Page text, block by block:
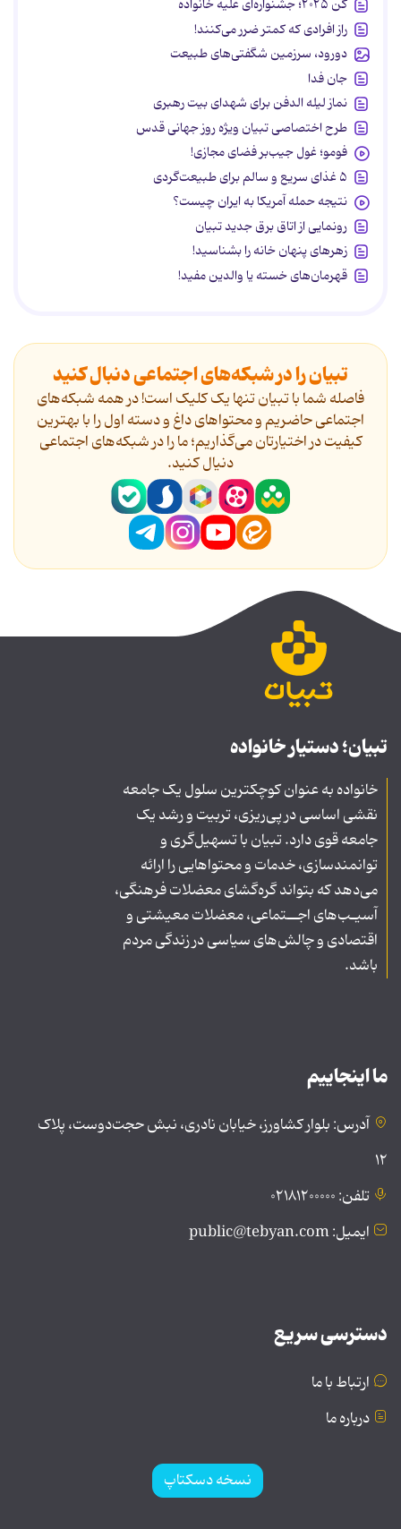
کن ۲۰۲۵؛ جشنواره‌ای علیه خانواده
راز افرادی که کمتر ضرر می‌کنند!
دورود، سرزمین شگفتی‌های طبیعت
جان فدا
نماز لیله الدفن برای شهدای بیت رهبری
طرح اختصاصی تبیان ویژه روز جهانی قدس
فومو؛ غول جیب‌بر فضای مجازی!
۵ غذای سریع و سالم برای طبیعت‌گردی
نتیجه حمله آمریکا به ایران چیست؟
رونمایی از اتاق برق جدید تبیان
زهرهای پنهان خانه را بشناسید!
قهرمان‌های خسته یا والدین مفید!
تبیان را در شبکه‌های اجتماعی دنبال کنید
فاصله شما با تبیان تنها یک کلیک است! در همه شبکه‌های
اجتماعی حاضریم و محتواهای داغ و دسته اول را با بهترین
کیفیت در اختیارتان می‌گذاریم؛ ما را در شبکه‌های اجتماعی
دنیال کنید.
تبیان؛ دستیار خانواده
خانواده به عنوان کوچکترین سلول یک جامعه
نقشی اساسی در پی‌ریزی، تربیت و رشد یک
جامعه قوی دارد. تبیان با تسهیل‌گری و
توانمندسازی، خدمات و محتواهایی را ارائه
می‌دهد که بتواند گره‌گشای معضلات فرهنگی،
آسیـب‌های اجــتماعی، معضلات معیشتی و
اقتصادی و چالش‌های سیاسی در زندگی مردم
باشد.
ما اینجاییم
آدرس: بلوار کشاورز، خیابان نادری، نبش حجت‌دوست، پلاک
۱۲
تلفن: ۰۲۱۸۱۲۰۰۰۰۰
ایمیل: public@tebyan.com
دسترسی سریع
ارتباط با ما
درباره ما
نسخه دسکتاپ